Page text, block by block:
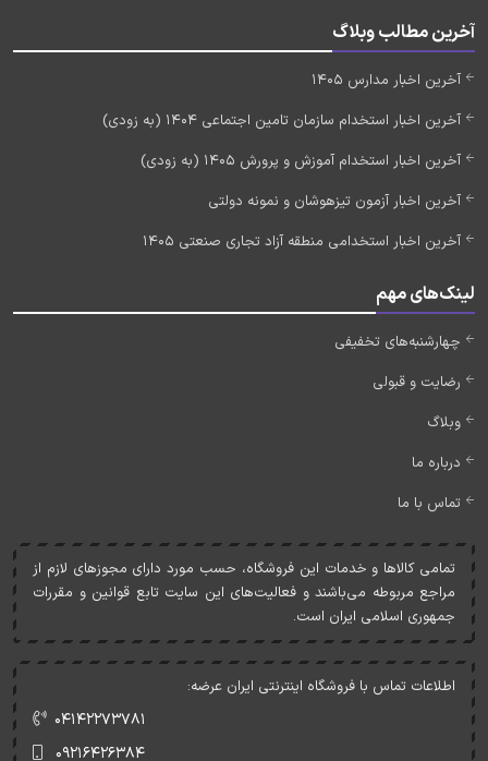
آخرین مطالب وبلاگ
آخرین اخبار مدارس 1405
آخرین اخبار استخدام سازمان تامین اجتماعی 1404 (به زودی)
آخرین اخبار استخدام آموزش و پرورش 1405 (به زودی)
آخرین اخبار آزمون تیزهوشان و نمونه دولتی
آخرین اخبار استخدامی منطقه آزاد تجاری صنعتی 1405
لینک‌های مهم
چهارشنبه‌های تخفیفی
رضایت و قبولی
وبلاگ
درباره ما
تماس با ما
تمامی کالاها و خدمات اين فروشگاه، حسب مورد دارای مجوزهای لازم از
مراجع مربوطه می‌باشند و فعاليت‌های اين سايت تابع قوانين و مقررات
جمهوری اسلامی ايران است.
اطلاعات تماس با فروشگاه اینترنتی ایران عرضه:
۰۴۱۴۲۲۷۳۷۸۱
۰۹۲۱۶۴۲۶۳۸۴